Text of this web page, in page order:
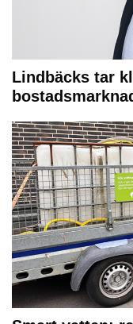
Lindbäcks tar